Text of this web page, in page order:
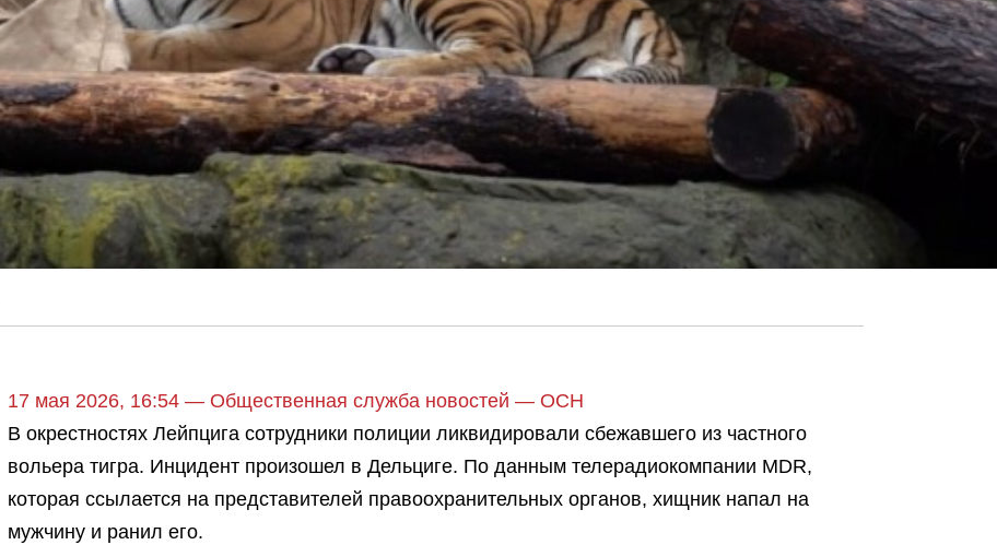
17 мая 2026, 16:54 — Общественная служба новостей — ОСН
В окрестностях Лейпцига сотрудники полиции ликвидировали сбежавшего из частного
вольера тигра. Инцидент произошел в Дельциге. По данным телерадиокомпании MDR,
которая ссылается на представителей правоохранительных органов, хищник напал на
мужчину и ранил его.